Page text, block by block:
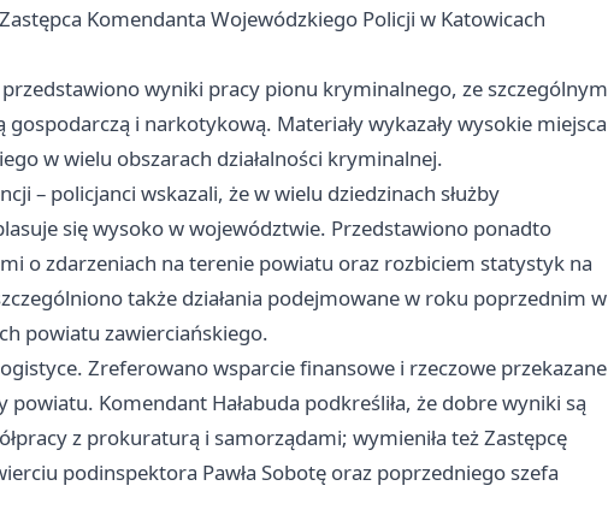
Komendanta Wojewódzkiego Policji w Katowicach
wyniki pracy pionu kryminalnego, ze szczególnym
i narkotykową. Materiały wykazały wysokie miejsca
w wielu obszarach działalności kryminalnej.
– policjanci wskazali, że w wielu dziedzinach służby
się wysoko w województwie. Przedstawiono ponadto
o zdarzeniach na terenie powiatu oraz rozbiciem statystyk na
także działania podejmowane w roku poprzednim w
powiatu zawierciańskiego.
Zreferowano wsparcie finansowe i rzeczowe przekazane
Komendant Hałabuda podkreśliła, że dobre wyniki są
z prokuraturą i samorządami; wymieniła też Zastępcę
podinspektora Pawła Sobotę oraz poprzedniego szefa